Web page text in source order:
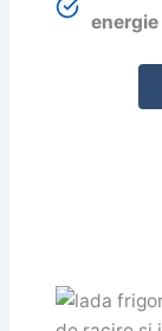
energie